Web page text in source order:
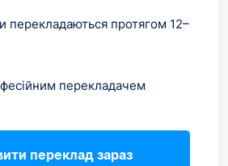
перекладаються протягом 12–
перекладачем
переклад зараз